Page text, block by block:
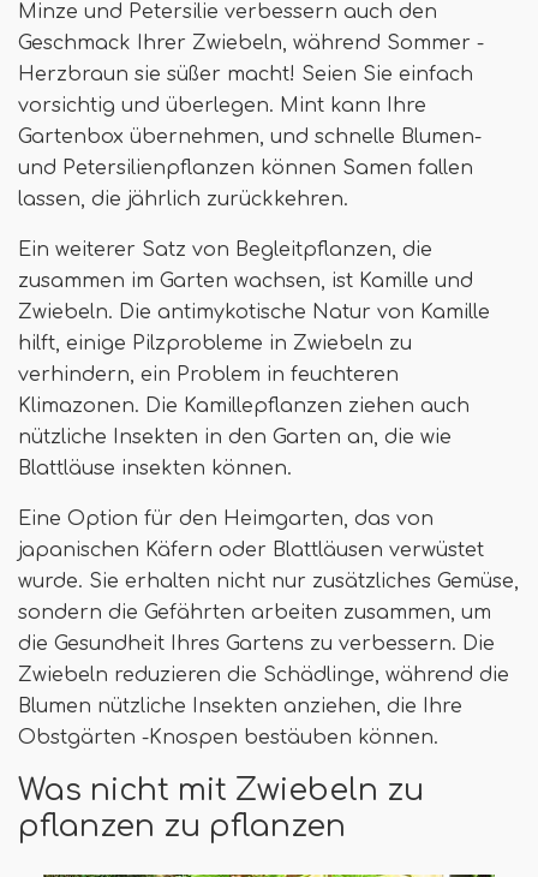
Minze und Petersilie verbessern auch den
Geschmack Ihrer Zwiebeln, während Sommer -
Herzbraun sie süßer macht! Seien Sie einfach
vorsichtig und überlegen. Mint kann Ihre
Gartenbox übernehmen, und schnelle Blumen-
und Petersilienpflanzen können Samen fallen
lassen, die jährlich zurückkehren.
Ein weiterer Satz von Begleitpflanzen, die
zusammen im Garten wachsen, ist Kamille und
Zwiebeln. Die antimykotische Natur von Kamille
hilft, einige Pilzprobleme in Zwiebeln zu
verhindern, ein Problem in feuchteren
Klimazonen. Die Kamillepflanzen ziehen auch
nützliche Insekten in den Garten an, die wie
Blattläuse insekten können.
Eine Option für den Heimgarten, das von
japanischen Käfern oder Blattläusen verwüstet
wurde. Sie erhalten nicht nur zusätzliches Gemüse,
sondern die Gefährten arbeiten zusammen, um
die Gesundheit Ihres Gartens zu verbessern. Die
Zwiebeln reduzieren die Schädlinge, während die
Blumen nützliche Insekten anziehen, die Ihre
Obstgärten -Knospen bestäuben können.
Was nicht mit Zwiebeln zu
pflanzen zu pflanzen